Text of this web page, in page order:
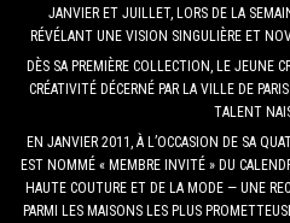
JANVIER ET JUILLET, LORS DE LA
RÉVÉLANT UNE VISION SINGULIÈRE ET
DÈS SA PREMIÈRE COLLECTION, LE JEUNE
CRÉATIVITÉ DÉCERNÉ PAR LA VILLE DE
TALENT
EN JANVIER 2011, À L’OCCASION DE SA
EST NOMMÉ « MEMBRE INVITÉ » DU
HAUTE COUTURE ET DE LA MODE — UNE
PARMI LES MAISONS LES PLUS